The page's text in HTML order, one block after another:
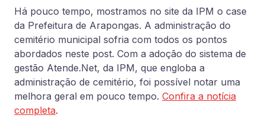
Há pouco tempo, mostramos no site da IPM o case
da Prefeitura de Arapongas. A administração do
cemitério municipal sofria com todos os pontos
abordados neste post. Com a adoção do sistema de
gestão Atende.Net, da IPM, que engloba a
administração de cemitério, foi possível notar uma
melhora geral em pouco tempo. Confira a notícia
completa.